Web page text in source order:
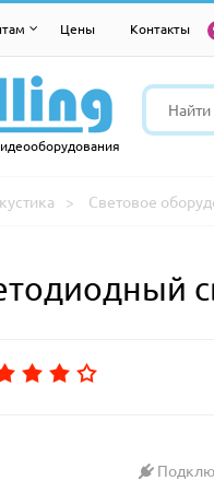
Цены Контакты
Световое